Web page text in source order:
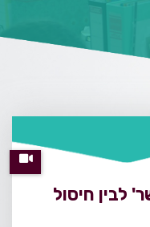
לבין חיסול